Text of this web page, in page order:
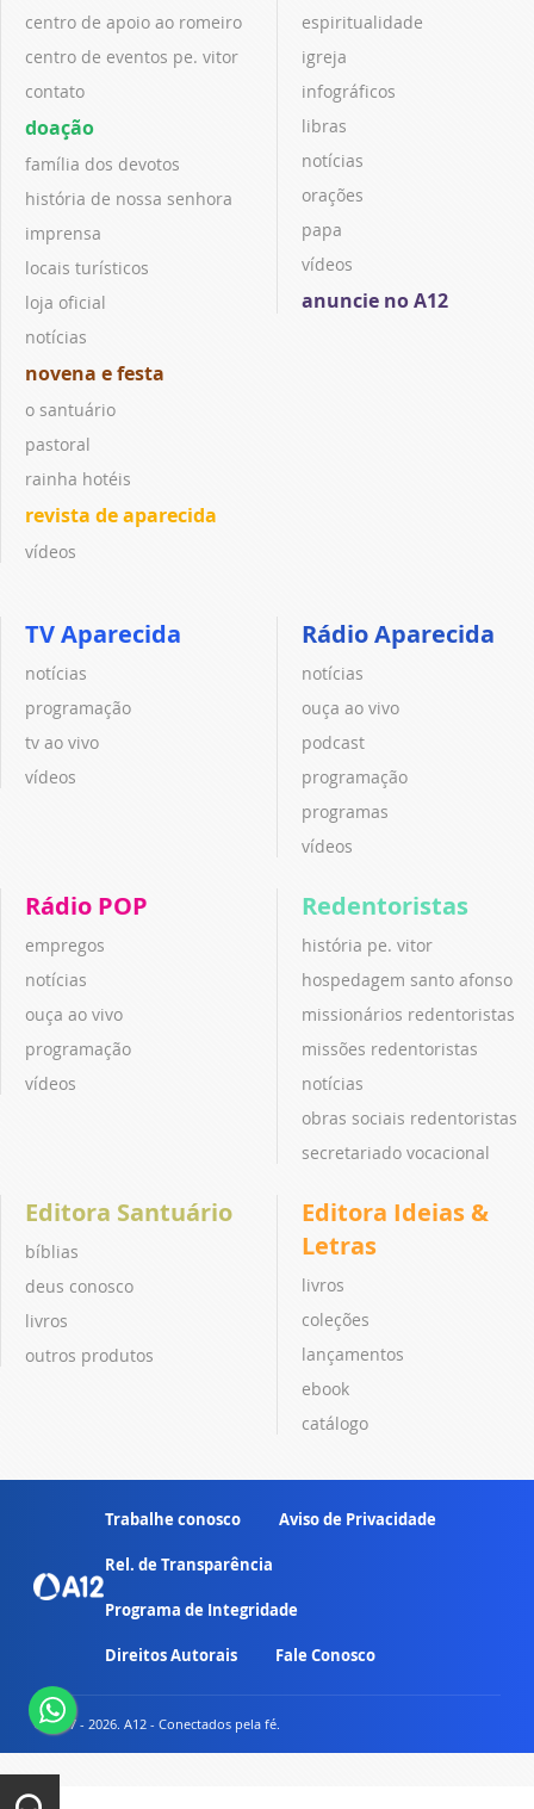
centro de apoio ao romeiro
centro de eventos pe. vitor
contato
doação
família dos devotos
história de nossa senhora
imprensa
locais turísticos
loja oficial
notícias
novena e festa
o santuário
pastoral
rainha hotéis
revista de aparecida
vídeos
espiritualidade
igreja
infográficos
libras
notícias
orações
papa
vídeos
anuncie no A12
TV Aparecida
notícias
programação
tv ao vivo
vídeos
Rádio Aparecida
notícias
ouça ao vivo
podcast
programação
programas
vídeos
Rádio POP
empregos
notícias
ouça ao vivo
programação
vídeos
Redentoristas
história pe. vitor
hospedagem santo afonso
missionários redentoristas
missões redentoristas
notícias
obras sociais redentoristas
secretariado vocacional
Editora Santuário
bíblias
deus conosco
livros
outros produtos
Editora Ideias &
Letras
livros
coleções
lançamentos
ebook
catálogo
Trabalhe conosco Aviso de Privacidade
Rel. de Transparência
Programa de Integridade
Direitos Autorais Fale Conosco
© 2007 - 2026. A12 - Conectados pela fé.